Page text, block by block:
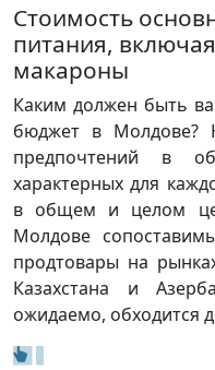
Стоимость
питания,
макароны
Каким должен быть
бюджет в Молдове?
предпочтений в
характерных для
в общем и целом
Молдове
продтовары на
Казахстана и
ожидаемо, обходится